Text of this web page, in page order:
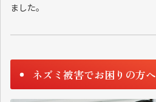
ました。
ネズミ被害でお困りの方へ